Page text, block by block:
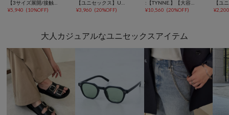
¥5,940 (10%OFF)
¥3,960 (20%OFF)
¥10,560 (20%OFF) ¥
大人カジュアルなユニセックスアイテム